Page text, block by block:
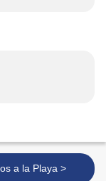
Vamos a la Playa >